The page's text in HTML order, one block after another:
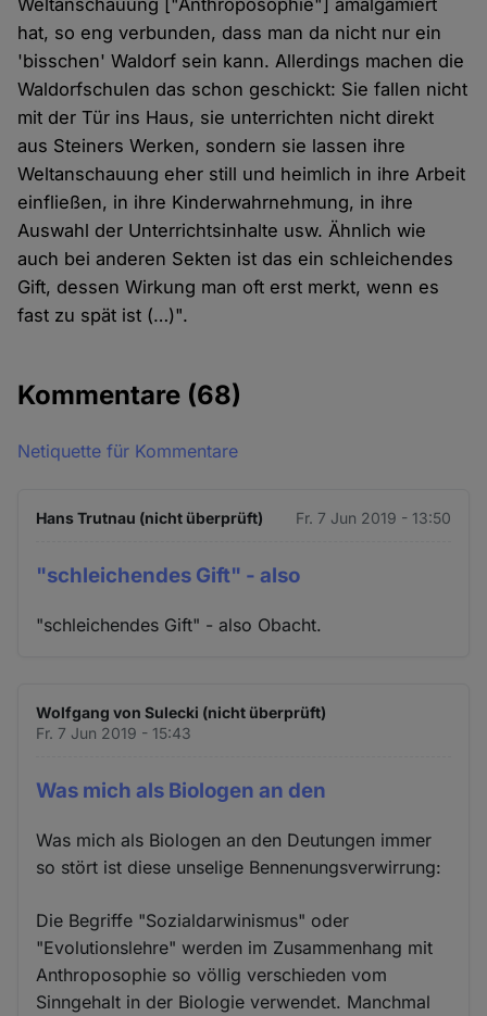
Weltanschauung ["Anthroposophie"] amalgamiert
hat, so eng verbunden, dass man da nicht nur ein
'bisschen' Waldorf sein kann. Allerdings machen die
Waldorfschulen das schon geschickt: Sie fallen nicht
mit der Tür ins Haus, sie unterrichten nicht direkt
aus Steiners Werken, sondern sie lassen ihre
Weltanschauung eher still und heimlich in ihre Arbeit
einfließen, in ihre Kinderwahrnehmung, in ihre
Auswahl der Unterrichtsinhalte usw. Ähnlich wie
auch bei anderen Sekten ist das ein schleichendes
Gift, dessen Wirkung man oft erst merkt, wenn es
fast zu spät ist (…)".
Kommentare (68)
Netiquette für Kommentare
Hans Trutnau (nicht überprüft) Fr. 7 Jun 2019 - 13:50
"schleichendes Gift" - also
"schleichendes Gift" - also Obacht.
Wolfgang von Sulecki (nicht überprüft)
Fr. 7 Jun 2019 - 15:43
Was mich als Biologen an den
Was mich als Biologen an den Deutungen immer
so stört ist diese unselige Bennenungsverwirrung:
Die Begriffe "Sozialdarwinismus" oder
"Evolutionslehre" werden im Zusammenhang mit
Anthroposophie so völlig verschieden vom
Sinngehalt in der Biologie verwendet. Manchmal